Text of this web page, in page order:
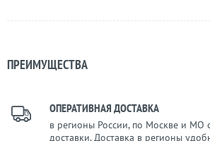
ПРЕИМУЩЕСТВА
ОПЕРАТИВНАЯ ДОСТАВКА
в регионы России, по Москве и МО
доставки. Доставка в регионы